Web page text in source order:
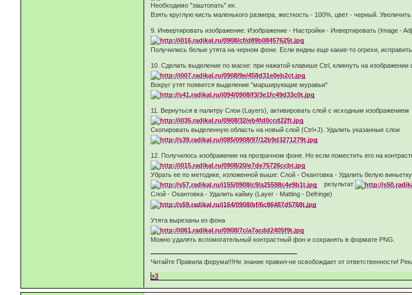
Необходимо "заштопать" их.
Взять круглую кисть маленького размера, жесткость - 100%, цвет - черный.
9. Инвертировать изображение: Изображение - Настройки - Инвертировать (Image -
Получились белые утята на черном фоне. Если видны еще какие-то огрехи,
10. Сделать выделение по маске: при нажатой клавише Ctrl, кликнуть на изображении
Вокруг утят появится выделение "марширующие муравьи"
11. Вернуться в палитру Слои (Layers), активировать слой с исходным изображением
Скопировать выделенную область на новый слой (Ctrl+J). Удалить указанные слои
12. Получилось изображение на прозрачном фоне. Но если поместить его на
Убрать ее по методике, изложенной выше: Слой - Окантовка - Удалить белую
результат
Слой - Окантовка - Удалить кайму (Layer - Matting - Defringe)
Утята вырезаны из фона
Можно удалять вспомогательный контрастный фон и сохранять в формате PNG.
Читайте Правила форума!!!Не знание правил-не освобождает от ответственности!
+3